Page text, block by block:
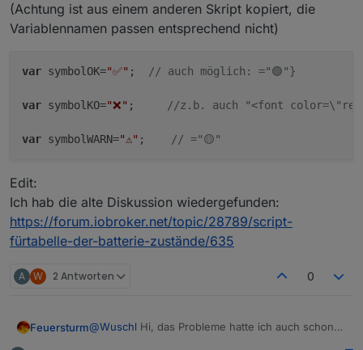
(Achtung ist aus einem anderen Skript kopiert, die
Variablennamen passen entsprechend nicht)
var symbolOK="✅" ; // auch möglich: ="🟢"}
var symbolKO="❌" ; //z.b. auch "<font
var symbolWARN="⚠️" ; // ="🟡"
Edit:
Ich hab die alte Diskussion wiedergefunden:
https://forum.iobroker.net/topic/28789/script-
fürtabelle-der-batterie-zustände/635
A W 2 Antworten 0
Feuersturm@Wuschl Hi, das Probleme hatte ich auch schon